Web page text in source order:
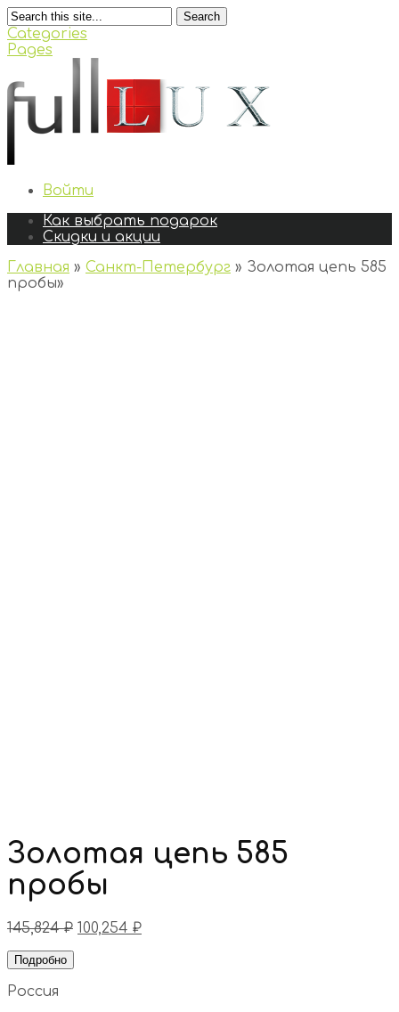
Search
Categories
Pages
Войти
Как выбрать подарок
Скидки и акции
Главная » Санкт-Петербург » Золотая цепь 585
пробы»
Золотая цепь 585
пробы
145,824₽ 100,254 ₽
Подробно
Россия